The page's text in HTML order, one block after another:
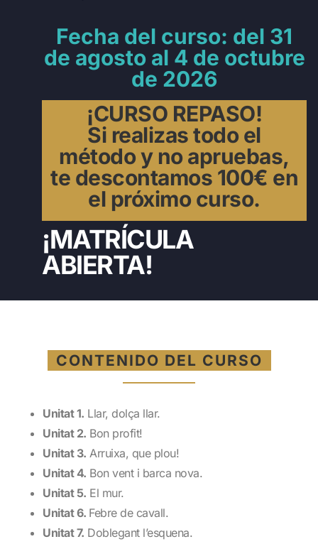
Fecha del curso: del 31
de agosto al 4 de octubre
de 2026
¡CURSO REPASO!
Si realizas todo el
método y no apruebas,
te descontamos 100€ en
el próximo curso.
¡MATRÍCULA
ABIERTA!
CONTENIDO DEL CURSO
Unitat 1. Llar, dolça llar.
Unitat 2. Bon profit!
Unitat 3. Arruixa, que plou!
Unitat 4. Bon vent i barca nova.
Unitat 5. El mur.
Unitat 6. Febre de cavall.
Unitat 7. Doblegant l’esquena.